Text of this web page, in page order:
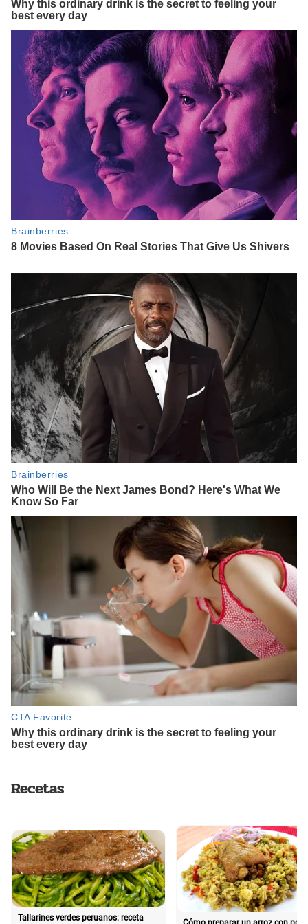
Recetas
Tallarines verdes peruanos: receta